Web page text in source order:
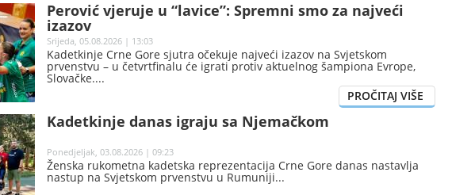
Perović vjeruje u “lavice”: Spremni smo za najveći
izazov
Srijeda, 05.08.2026 | 13:03
Kadetkinje Crne Gore sjutra očekuje najveći izazov na Svjetskom
prvenstvu – u četvrtfinalu će igrati protiv aktuelnog šampiona Evrope,
Slovačke.
Kadetkinje danas igraju sa Njemačkom
Ponedjeljak, 03.08.2026 | 09:23
Ženska rukometna kadetska reprezentacija Crne Gore danas nastavlja
nastup na Svjetskom prvenstvu u Rumuniji